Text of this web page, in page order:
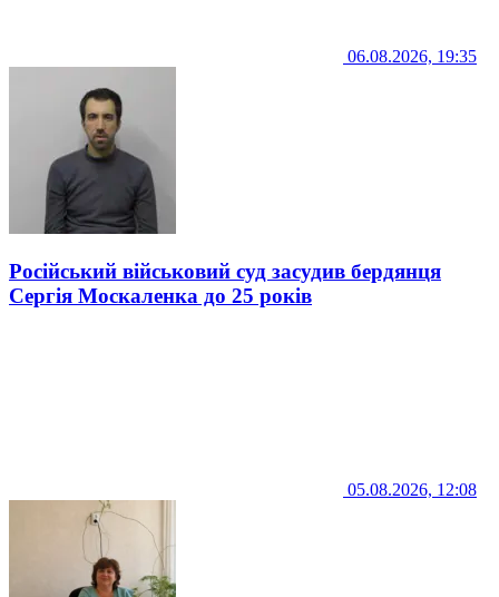
06.08.2026, 19:35
Російський військовий суд засудив бердянця
Сергія Москаленка до 25 років
05.08.2026, 12:08